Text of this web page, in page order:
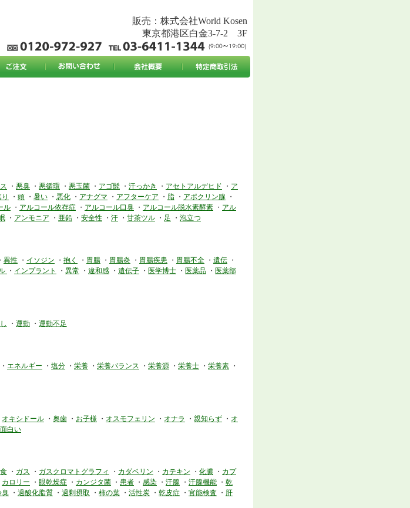
販売：株式会社World Kosen
東京都港区白金3-7-2 3F
・ 悪臭 ・ 悪循環 ・ 悪玉菌 ・ アゴ髭 ・ 汗っかき ・ アセトアルデヒド ・ ア
・ 頭 ・ 暑い ・ 悪化 ・ アナグマ ・ アフターケア ・ 脂 ・ アポクリン腺 ・
ル ・ アルコール依存症 ・ アルコール口臭 ・ アルコール脱水素酵素 ・ アル
・ アンモニア ・ 亜鉛 ・ 安全性 ・ 汗 ・ 甘茶ツル ・ 足 ・ 泡立つ
異性 ・ イソジン ・ 抱く ・ 胃腸 ・ 胃腸炎 ・ 胃腸疾患 ・ 胃腸不全 ・ 遺伝 ・
・ インプラント ・ 異常 ・ 違和感 ・ 遺伝子 ・ 医学博士 ・ 医薬品 ・ 医薬部
・ 運動 ・ 運動不足
・ エネルギー ・ 塩分 ・ 栄養 ・ 栄養バランス ・ 栄養源 ・ 栄養士 ・ 栄養素 ・
オキシドール ・ 奥歯 ・ お子様 ・ オスモフェリン ・ オナラ ・ 親知らず ・ オ
面白い
・ ガス ・ ガスクロマトグラフィ ・ カダベリン ・ カテキン ・ 化膿 ・ カプ
カロリー ・ 眼乾燥症 ・ カンジタ菌 ・ 患者 ・ 感染 ・ 汗腺 ・ 汗腺機能 ・ 乾
臭 ・ 過酸化脂質 ・ 過剰摂取 ・ 柿の葉 ・ 活性炭 ・ 乾皮症 ・ 官能検査 ・ 肝